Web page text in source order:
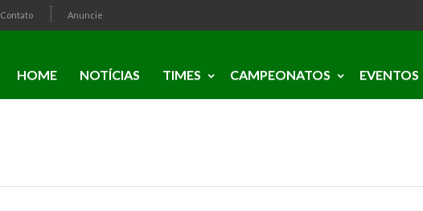
Contato Anuncie
HOME NOTÍCIAS TIMES CAMPEONATOS EVENTOS